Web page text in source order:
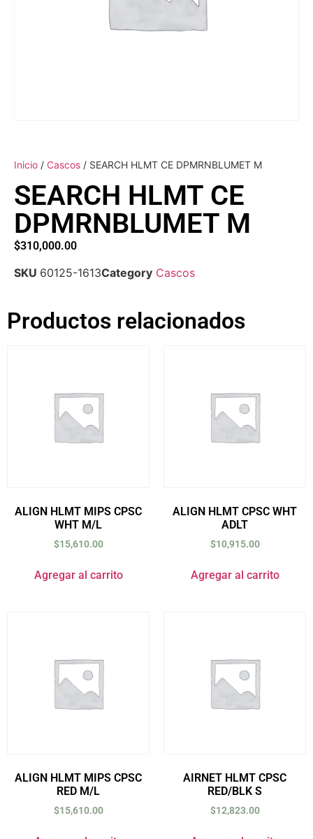
Inicio / Cascos / SEARCH HLMT CE DPMRNBLUMET M
SEARCH HLMT CE
DPMRNBLUMET M
$310,000.00
SKU 60125-1613Category Cascos
Productos relacionados
ALIGN HLMT MIPS CPSC
WHT M/L
$15,610.00
Agregar al carrito
ALIGN HLMT CPSC WHT
ADLT
$10,915.00
Agregar al carrito
ALIGN HLMT MIPS CPSC
RED M/L
$15,610.00
AIRNET HLMT CPSC
RED/BLK S
$12,823.00